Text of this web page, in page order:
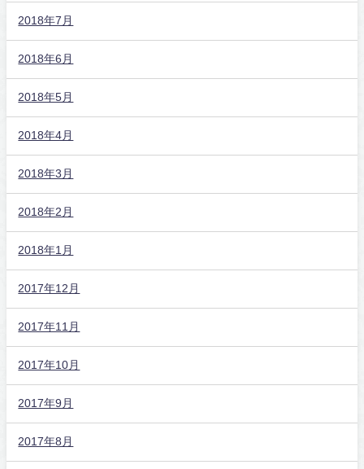
2018年7月
2018年6月
2018年5月
2018年4月
2018年3月
2018年2月
2018年1月
2017年12月
2017年11月
2017年10月
2017年9月
2017年8月